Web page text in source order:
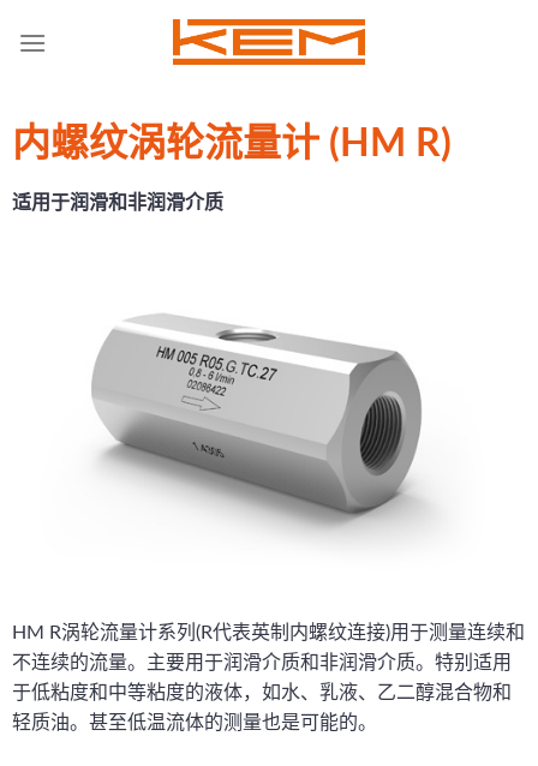
内螺纹涡轮流量计 (HM R)
适用于润滑和非润滑介质
HM R涡轮流量计系列(R代表英制内螺纹连接)用于测量连续和
不连续的流量。主要用于润滑介质和非润滑介质。特别适用
于低粘度和中等粘度的液体，如水、乳液、乙二醇混合物和
轻质油。甚至低温流体的测量也是可能的。